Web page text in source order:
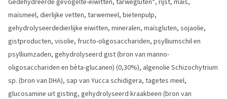
maïsmeel, dierlijke vetten, tarwemeel, bietenpulp,
gehydrolyseerdedierlijke eiwitten, mineralen, maïsgluten, sojaolie,
gistproducten, visolie, fructo-oligosacchariden, psylliumschil en
psylliumzaden, gehydrolyseerd gist (bron van manno-
oligosacchariden en bèta-glucanen) (0,30%), algenolie Schizochytrium
sp. (bron van DHA), sap van Yucca schidigera, tagetes meel,
glucosamine uit gisting, gehydrolyseerd kraakbeen (bron van